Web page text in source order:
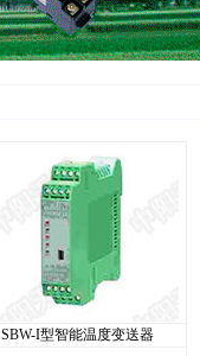
SBW-I型智能温度变送器